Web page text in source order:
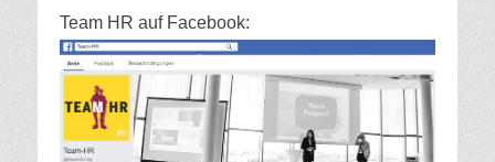
Team HR auf Facebook: